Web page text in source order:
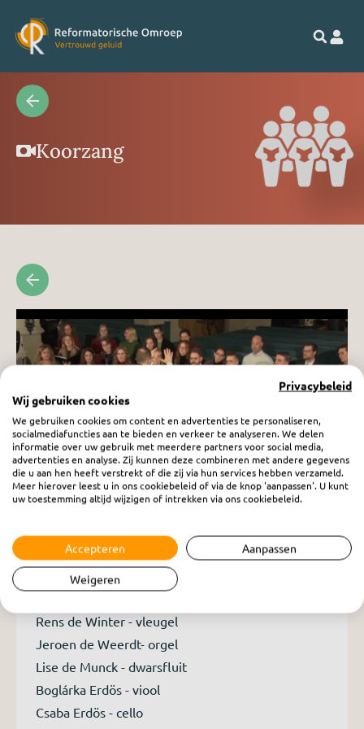
Koorzang
zaterdag 7 december 2024
Jubileumconcert Christelijk koor Tehillah
Rens de Winter - vleugel
Jeroen de Weerdt- orgel
Lise de Munck - dwarsfluit
Boglárka Erdös - viool
Csaba Erdös - cello
Privacybeleid
Wij gebruiken cookies
We gebruiken cookies om content en advertenties te personaliseren,
socialmediafuncties aan te bieden en verkeer te analyseren. We delen
informatie over uw gebruik met meerdere partners voor social media,
advertenties en analyse. Zij kunnen deze combineren met andere gegevens
die u aan hen heeft verstrekt of die zij via hun services hebben verzameld.
Meer hierover leest u in ons cookiebeleid of via de knop 'aanpassen'. U kunt
uw toestemming altijd wijzigen of intrekken via ons cookiebeleid.
Accepteren Aanpassen
Weigeren